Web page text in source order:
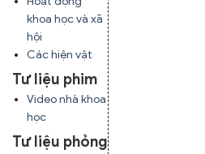
khoa học và xã
hội
Các hiện vật
Tư liệu phim
Video nhà khoa
học
Tư liệu phỏng